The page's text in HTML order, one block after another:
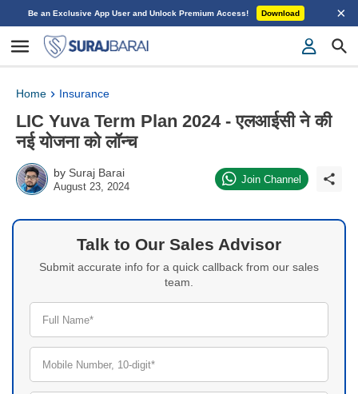
Be an Exclusive App User and Unlock Premium Access! Download ×
Home Insurance
LIC Yuva Term Plan 2024 - एलआईसी ने की
नई योजना को लॉन्च
by Suraj Barai
August 23, 2024
Join Channel
Talk to Our Sales Advisor
Submit accurate info for a quick callback from our sales
team.
Full Name*
Mobile Number, 10-digit*